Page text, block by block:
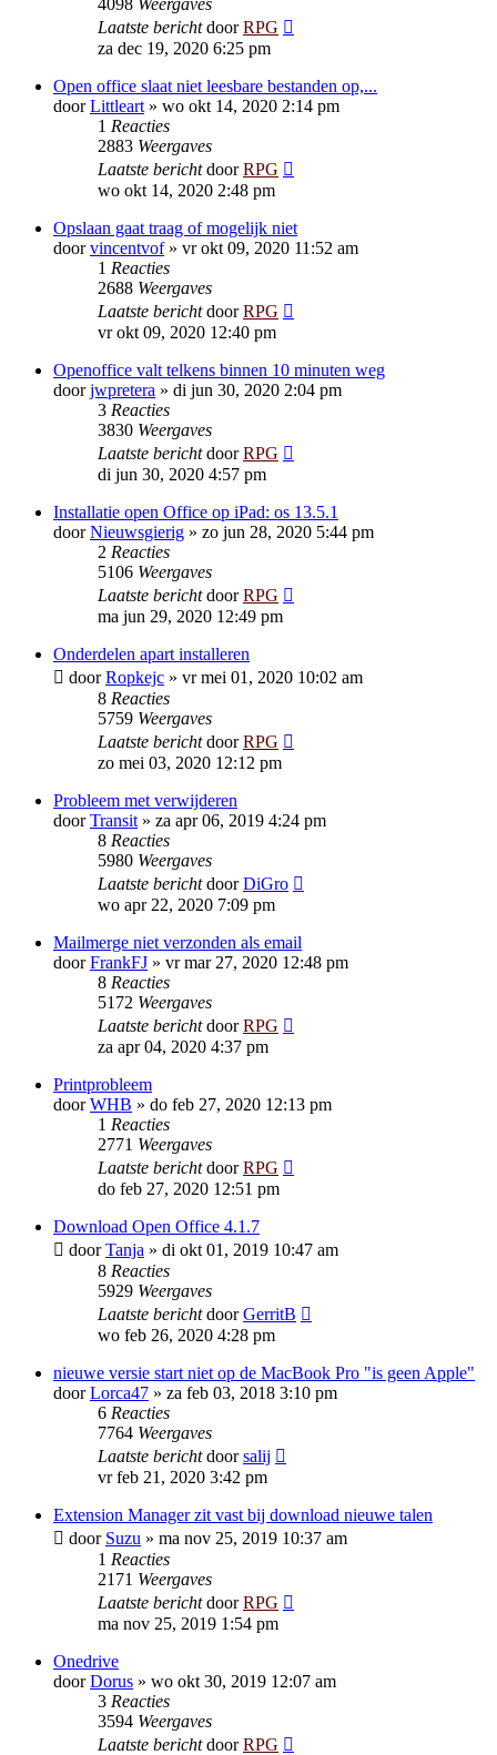
4098 Weergaves
Laatste berichtdoorRPG
za dec 19, 2020 6:25 pm
Open office slaat niet leesbare bestanden op,...
doorLittleart » wo okt 14, 2020 2:14 pm
1 Reacties
2883 Weergaves
Laatste berichtdoorRPG
wo okt 14, 2020 2:48 pm
Opslaan gaat traag of mogelijk niet
doorvincentvof» vr okt 09, 2020 11:52 am
1 Reacties
2688 Weergaves
Laatste berichtdoorRPG
vr okt 09, 2020 12:40 pm
Openoffice valt telkens binnen 10 minuten weg
doorjwpretera » di jun 30, 2020 2:04 pm
3 Reacties
3830 Weergaves
Laatste berichtdoorRPG
di jun 30, 2020 4:57 pm
Installatie open Office op iPad: os 13.5.1
doorNieuwsgierig » zo jun 28, 2020 5:44 pm
2 Reacties
5106 Weergaves
Laatste berichtdoorRPG
ma jun 29, 2020 12:49 pm
Onderdelen apart installeren
doorRopkejc » vr mei 01, 2020 10:02 am
8 Reacties
5759 Weergaves
Laatste berichtdoorRPG
zo mei 03, 2020 12:12 pm
Probleem met verwijderen
doorTransit » za apr 06, 2019 4:24 pm
8 Reacties
5980 Weergaves
Laatste berichtdoorDiGro
wo apr 22, 2020 7:09 pm
Mailmerge niet verzonden als email
doorFrankFJ » vr mar 27, 2020 12:48 pm
8 Reacties
5172 Weergaves
Laatste berichtdoorRPG
za apr 04, 2020 4:37 pm
Printprobleem
doorWHB » do feb 27, 2020 12:13 pm
1 Reacties
2771 Weergaves
Laatste berichtdoorRPG
do feb 27, 2020 12:51 pm
Download Open Office 4.1.7
doorTanja » di okt 01, 2019 10:47 am
8 Reacties
5929 Weergaves
Laatste berichtdoorGerritB
wo feb 26, 2020 4:28 pm
nieuwe versie start niet op de MacBook Pro "is geen Apple"
doorLorca47 » za feb 03, 2018 3:10 pm
6 Reacties
7764 Weergaves
Laatste berichtdoorsalij
vr feb 21, 2020 3:42 pm
Extension Manager zit vast bij download nieuwe talen
door Suzu » ma nov 25, 2019 10:37 am
1 Reacties
2171 Weergaves
Laatste berichtdoorRPG
ma nov 25, 2019 1:54 pm
Onedrive
doorDorus » wo okt 30, 2019 12:07 am
3 Reacties
3594 Weergaves
Laatste berichtdoorRPG